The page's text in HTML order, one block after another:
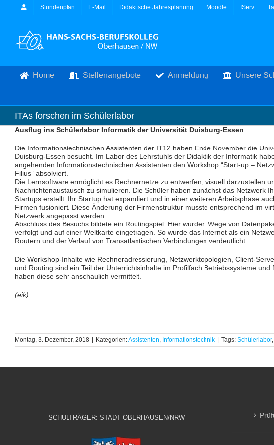
Stundenplan E-Mail Didaktische Jahresplanung Moodle IServ
Home Stellenangebote Anmeldung Unsere
ITAs forschen im Schülerlabor
Ausflug ins Schülerlabor Informatik der Universität Duisburg-Essen
Die Informationstechnischen Assistenten der IT12 haben Ende November die
Duisburg-Essen besucht. Im Labor des Lehrstuhls der Didaktik der Informatik
angehenden Informationstechnischen Assistenten den Workshop “Start-up –
Filius” absolviert.
Die Lernsoftware ermöglicht es Rechnernetze zu entwerfen, visuell darzustellen
Nachrichtenaustausch zu simulieren. Die Schüler haben zunächst das Netzwerk
Startups erstellt. Ihr Startup hat expandiert und in einer weiteren Arbeitsphase
Firmen fusioniert. Diese Änderung der Firmenstruktur musste entsprechend im
Netzwerk angepasst werden.
Abschluss des Besuchs bildete ein Routingspiel. Hier wurden Wege von
verfolgt und auf einer Weltkarte eingetragen. So wurde das Internet als ein
Routern und der Verlauf von Transatlantischen Verbindungen verdeutlicht.
Die Workshop-Inhalte wie Rechneradressierung, Netzwerktopologien, Client-
und Routing sind ein Teil der Unterrichtsinhalte im Profilfach Betriebssysteme und
haben diese sehr anschaulich vermittelt.
(eik)
Montag, 3. Dezember, 2018 Kategorien:Assistenten, Informationstechnik Tags: Schülerlabor,
SCHULTRÄGER: STADT OBERHAUSEN/NRW